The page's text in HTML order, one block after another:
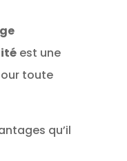
est une
toute
qu’il